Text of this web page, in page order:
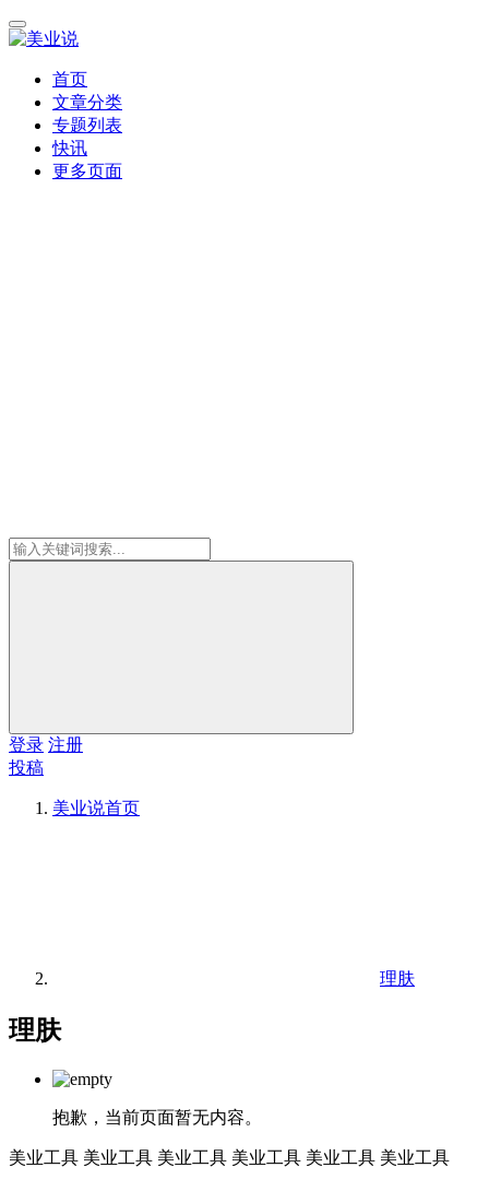
首页
文章分类
专题列表
快讯
更多页面
登录 注册
投稿
美业说首页
理肤
理肤
抱歉，当前页面暂无内容。
美业工具 美业工具 美业工具 美业工具 美业工具 美业工具